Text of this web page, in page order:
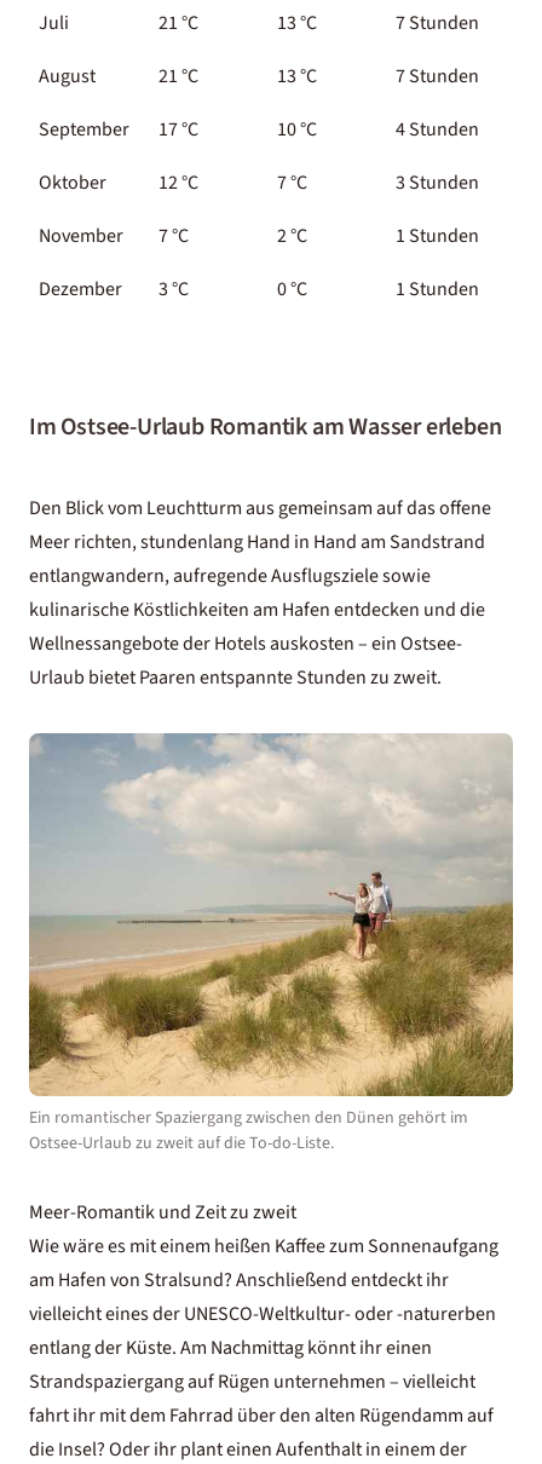
Juli 21 °C 13 °C
7 Stunden
August
21 °C 13 °C
7 Stunden
September
17 °C 10 °C
4 Stunden
Oktober
12 °C 7 °C
3 Stunden
November
7 °C 2 °C
1 Stunden
Dezember
3 °C 0 °C 1 Stunden
Im Ostsee-Urlaub Romantik am Wasser erleben
Den Blick vom Leuchtturm aus gemeinsam auf das offene
Meer richten, stundenlang Hand in Hand am Sandstrand
entlangwandern, aufregende Ausflugsziele sowie
kulinarische Köstlichkeiten am Hafen entdecken und die
Wellnessangebote der Hotels auskosten – ein Ostsee-
Urlaub bietet Paaren entspannte Stunden zu zweit.
Ein romantischer Spaziergang zwischen den Dünen gehört im
Ostsee-Urlaub zu zweit auf die To-do-Liste.
Meer-Romantik und Zeit zu zweit
Wie wäre es mit einem heißen Kaffee zum Sonnenaufgang
am Hafen von Stralsund? Anschließend entdeckt ihr
vielleicht eines der UNESCO-Weltkultur- oder -naturerben
entlang der Küste. Am Nachmittag könnt ihr einen
Strandspaziergang auf Rügen unternehmen – vielleicht
fahrt ihr mit dem Fahrrad über den alten Rügendamm auf
die Insel? Oder ihr plant einen Aufenthalt in einem der